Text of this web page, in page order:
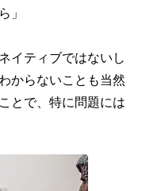
」
イティブではないし
からないことも当然
とで、特に問題には